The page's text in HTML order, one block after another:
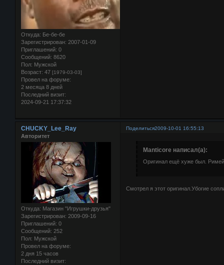
Откуда: Бе-бе-бе
Зарегистрирован: 2007-01-09
Приглашений: 0
Сообщений: 8620
Пол: Мужской
Возраст: 47 [1979-03-03]
Провел на форуме:
2 месяца 8 дней
Последний визит:
2024-09-21 17:37:32
Поделиться2009-10-01 16:55:13
CHUCKY_Lee_Ray
Авторитет
Откуда: Магазин "Игрушки-друзья"
Зарегистрирован: 2009-09-16
Приглашений: 0
Сообщений: 252
Пол: Мужской
Провел на форуме:
2 дня 15 часов
Последний визит:
Manticore написал(а):
Оригинал ещё хуже был.
Смотрел я этот оригинал.Убогие